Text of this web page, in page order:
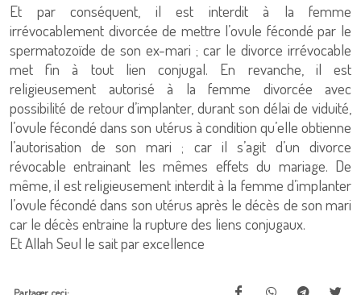
Et par conséquent, il est interdit à la femme
irrévocablement divorcée de mettre l’ovule fécondé par le
spermatozoïde de son ex-mari ; car le divorce irrévocable
met fin à tout lien conjugal. En revanche, il est
religieusement autorisé à la femme divorcée avec
possibilité de retour d’implanter, durant son délai de viduité,
l’ovule fécondé dans son utérus à condition qu’elle obtienne
l’autorisation de son mari ; car il s’agit d’un divorce
révocable entrainant les mêmes effets du mariage. De
même, il est religieusement interdit à la femme d’implanter
l’ovule fécondé dans son utérus après le décès de son mari
car le décès entraine la rupture des liens conjugaux.
Et Allah Seul le sait par excellence